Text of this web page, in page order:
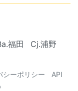
福田 Cj.浦野
シーポリシー
API